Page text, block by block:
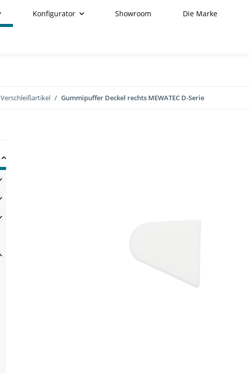
Konfigurator Showroom Die Marke
Verschleißartikel Gummipuffer Deckel rechts MEWATEC D-Serie